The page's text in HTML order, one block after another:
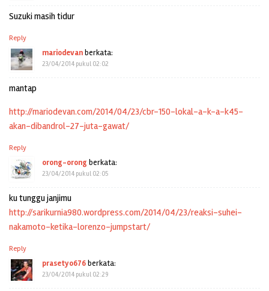
Suzuki masih tidur
Reply
mariodevanberkata:
23/04/2014 pukul 02:02
mantap
http://mariodevan.com/2014/04/23/cbr-150-lokal-a-k-a-k45-
akan-dibandrol-27-juta-gawat/
Reply
orong-orong berkata:
23/04/2014 pukul 02:05
ku tunggu janjimu
http://sarikurnia980.wordpress.com/2014/04/23/reaksi-suhei-
nakamoto-ketika-lorenzo-jumpstart/
Reply
prasetyo676berkata:
23/04/2014 pukul 02:29